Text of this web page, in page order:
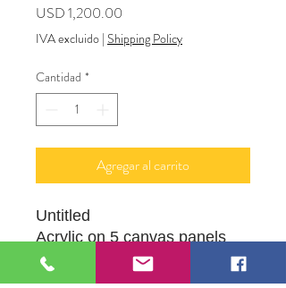
USD 1,200.00
IVA excluido | Shipping Policy
Cantidad *
Agregar al carrito
Untitled
Acrylic on 5 canvas panels
framed
40" X 50"